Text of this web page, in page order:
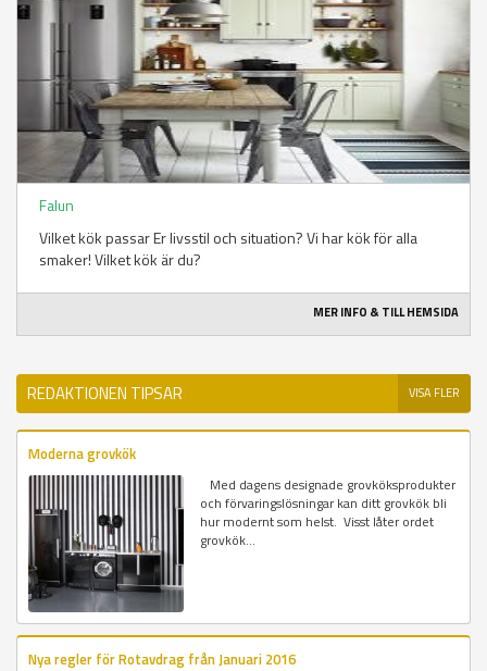
Falun
Vilket kök passar Er livsstil och situation? Vi har kök för alla
smaker! Vilket kök är du?
MER INFO & TILL HEMSIDA
REDAKTIONEN TIPSAR VISA FLER
Moderna grovkök
Med dagens designade grovköksprodukter
och förvaringslösningar kan ditt grovkök bli
hur modernt som helst. Visst låter ordet
grovkök...
Nya regler för Rotavdrag från Januari 2016